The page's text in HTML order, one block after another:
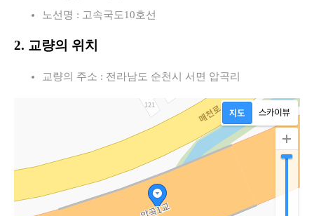
노선명 : 고속국도10호선
2. 교량의 위치
교량의 주소 : 전라남도 순천시 서면 압곡리